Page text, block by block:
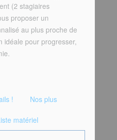
(2 stagiaires
proposer un
au plus proche de
idéale pour progresser,
! Nos plus
matériel